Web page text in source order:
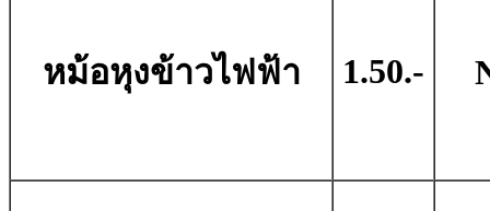
หม้อหุงข้าวไฟฟ้า 1.50.-